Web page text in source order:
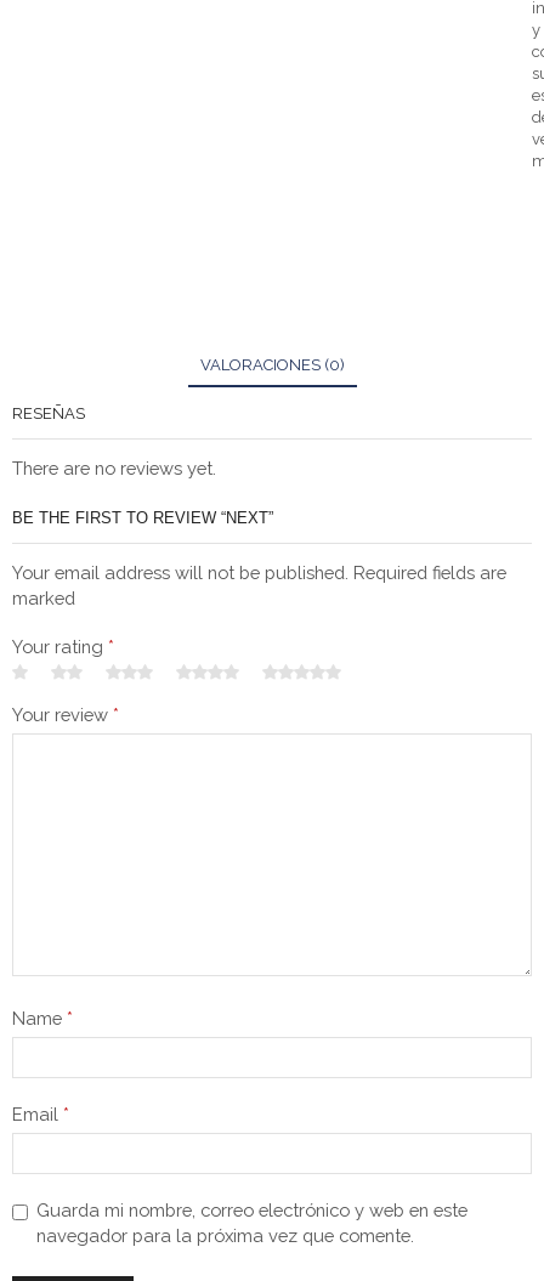
y
VALORACIONES (0)
RESEÑAS
There are no reviews yet.
BE THE FIRST TO REVIEW “NEXT”
Your email address will not be published. Required fields are
marked
Your rating *
Your review *
Name *
Email *
Guarda mi nombre, correo electrónico y web en este
navegador para la próxima vez que comente.